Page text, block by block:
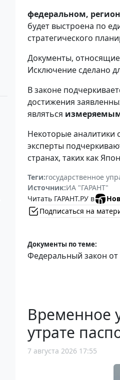
федеральном,
будет выстроена по
стратегического
Документы,
Исключение сделано
В законе
достижения
являться
Некоторые аналитики
эксперты
странах, таких как
Теги:государственное
Источник:ИА "ГАРАНТ"
Читать ГАРАНТ.РУ в
Подписаться на
Документы по теме:
Федеральный закон
Временное
утрате
7 августа 2026 17:55